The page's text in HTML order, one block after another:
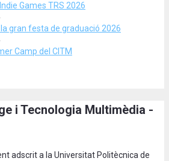
Games TRS 2026
la gran festa de graduació 2026
Camp del CITM
i Tecnologia Multimèdia -
adscrit a la Universitat Politècnica de